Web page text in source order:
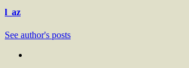
l_az
See author's posts